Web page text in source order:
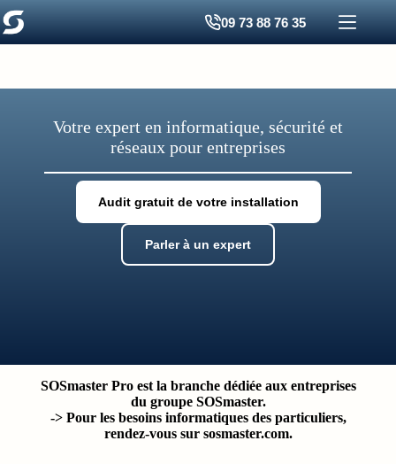
Passer
au
contenu
09 73 88 76 35
Votre expert en informatique, sécurité et
réseaux pour entreprises
Audit gratuit de votre installation
Parler à un expert
SOSmaster Pro est la branche dédiée aux entreprises
du groupe SOSmaster.
-> Pour les besoins informatiques des particuliers,
rendez-vous sur sosmaster.com.